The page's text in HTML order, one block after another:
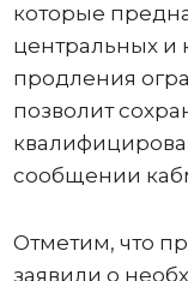
которые
центральных и
продления
позволит
сообщении
Отметим, что
заявили о